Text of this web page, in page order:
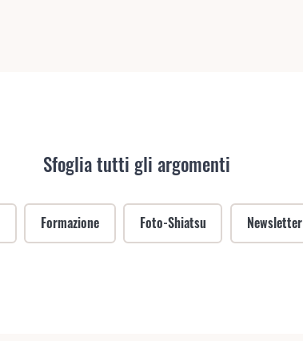
Sfoglia tutti gli argomenti
Formazione Foto-Shiatsu Newsletter